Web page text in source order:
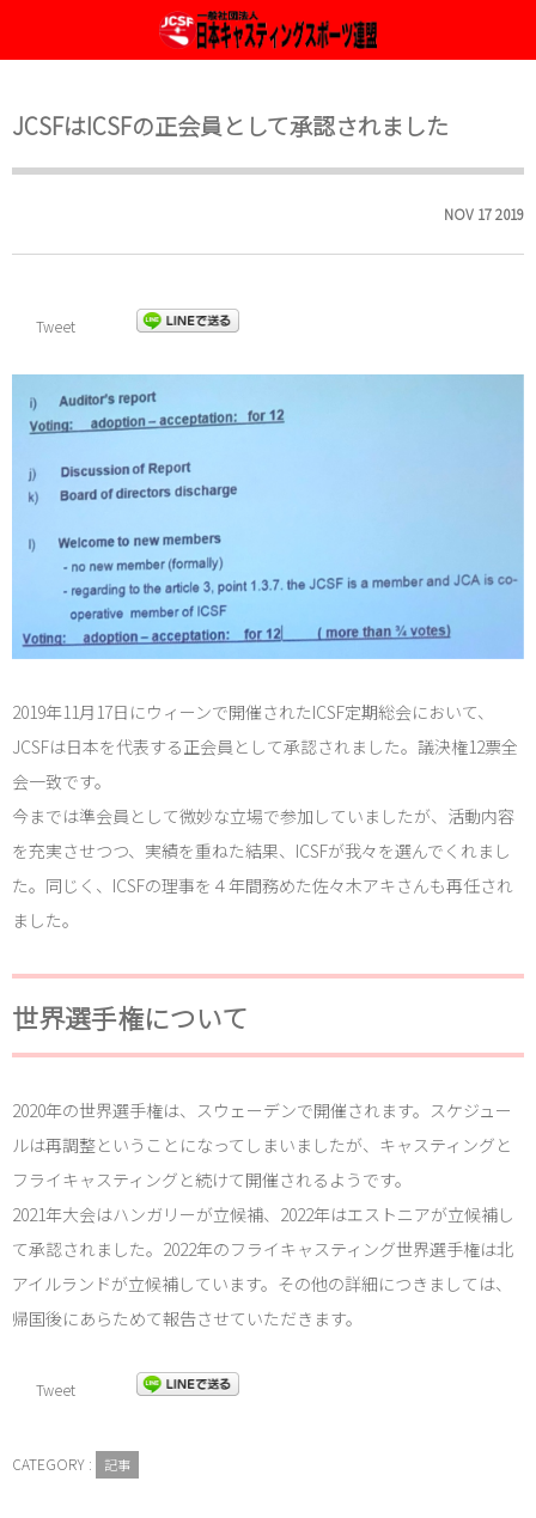
JCSFはICSFの正会員として承認されました
NOV 172019
Tweet
2019年11月17日にウィーンで開催されたICSF定期総会において、
JCSFは日本を代表する正会員として承認されました。議決権12票全
会一致です。
今までは準会員として微妙な立場で参加していましたが、活動内容
を充実させつつ、実績を重ねた結果、ICSFが我々を選んでくれまし
た。同じく、ICSFの理事を４年間務めた佐々木アキさんも再任され
ました。
世界選手権について
2020年の世界選手権は、スウェーデンで開催されます。スケジュー
ルは再調整ということになってしまいましたが、キャスティングと
フライキャスティングと続けて開催されるようです。
2021年大会はハンガリーが立候補、2022年はエストニアが立候補し
て承認されました。2022年のフライキャスティング世界選手権は北
アイルランドが立候補しています。その他の詳細につきましては、
帰国後にあらためて報告させていただきます。
Tweet
CATEGORY : 記事
定款
事業計画及び事業報告
Fly Casting ルール
2025年度大会開催案内
2023年度大会開催案内
2022年度大会 ( 案内 & 結果 )
2020年度大会開催情報
2019年度大会案内
2018年度大会案內
2017年度大会案内
2016年度大会一覧